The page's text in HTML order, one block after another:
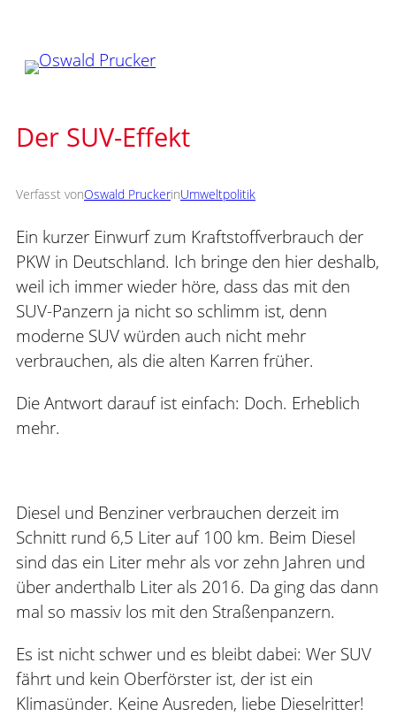
springen
Der SUV-Effekt
Verfasst vonOswald PruckerinUmweltpolitik
Ein kurzer Einwurf zum Kraftstoffverbrauch der
PKW in Deutschland. Ich bringe den hier deshalb,
weil ich immer wieder höre, dass das mit den
SUV-Panzern ja nicht so schlimm ist, denn
moderne SUV würden auch nicht mehr
verbrauchen, als die alten Karren früher.
Die Antwort darauf ist einfach: Doch. Erheblich
mehr.
Diesel und Benziner verbrauchen derzeit im
Schnitt rund 6,5 Liter auf 100 km. Beim Diesel
sind das ein Liter mehr als vor zehn Jahren und
über anderthalb Liter als 2016. Da ging das dann
mal so massiv los mit den Straßenpanzern.
Es ist nicht schwer und es bleibt dabei: Wer SUV
fährt und kein Oberförster ist, der ist ein
Klimasünder. Keine Ausreden, liebe Dieselritter!